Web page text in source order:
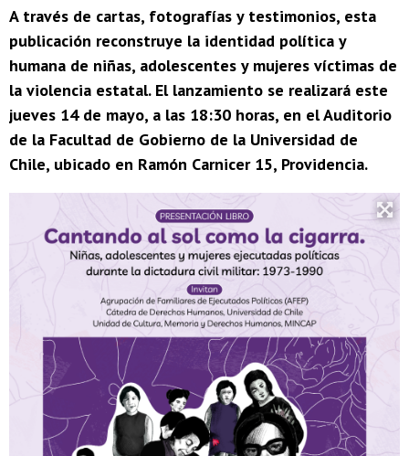
A través de cartas, fotografías y testimonios, esta
publicación reconstruye la identidad política y
humana de niñas, adolescentes y mujeres víctimas de
la violencia estatal. El lanzamiento se realizará este
jueves 14 de mayo, a las 18:30 horas, en el Auditorio
de la Facultad de Gobierno de la Universidad de
Chile, ubicado en Ramón Carnicer 15, Providencia.